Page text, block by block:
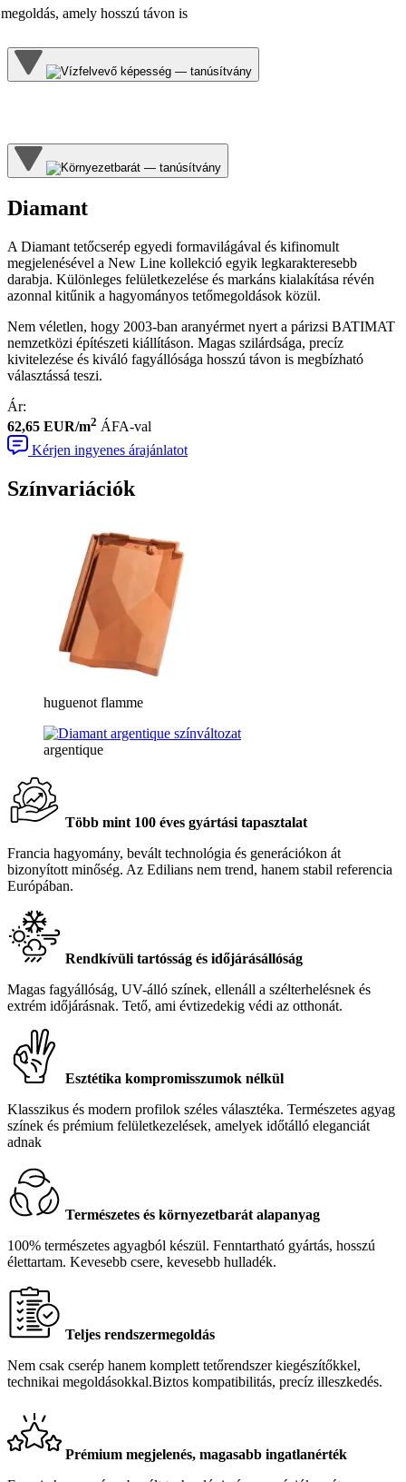
amely hosszú távon is
Diamant
A Diamant tetőcserép egyedi formavilágával és kifinomult
megjelenésével a New Line kollekció egyik legkarakteresebb
darabja. Különleges felületkezelése és markáns kialakítása révén
azonnal kitűnik a hagyományos tetőmegoldások közül.
Nem véletlen, hogy 2003-ban aranyérmet nyert a párizsi BATIMAT
nemzetközi építészeti kiállításon. Magas szilárdsága, precíz
kivitelezése és kiváló fagyállósága hosszú távon is megbízható
választássá teszi.
Ár:
62,65 EUR/m2 ÁFA-val
Kérjen ingyenes árajánlatot
Színvariációk
huguenot flamme
argentique
Több mint 100 éves gyártási tapasztalat
Francia hagyomány, bevált technológia és generációkon át
bizonyított minőség. Az Edilians nem trend, hanem stabil referencia
Európában.
Rendkívüli tartósság és időjárásállóság
Magas fagyállóság, UV-álló színek, ellenáll a szélterhelésnek és
extrém időjárásnak. Tető, ami évtizedekig védi az otthonát.
Esztétika kompromisszumok nélkül
Klasszikus és modern profilok széles választéka. Természetes agyag
színek és prémium felületkezelések, amelyek időtálló eleganciát
adnak
Természetes és környezetbarát alapanyag
100% természetes agyagból készül. Fenntartható gyártás, hosszú
élettartam. Kevesebb csere, kevesebb hulladék.
Teljes rendszermegoldás
Nem csak cserép hanem komplett tetőrendszer kiegészítőkkel,
technikai megoldásokkal.Biztos kompatibilitás, precíz illeszkedés.
Prémium megjelenés, magasabb ingatlanérték